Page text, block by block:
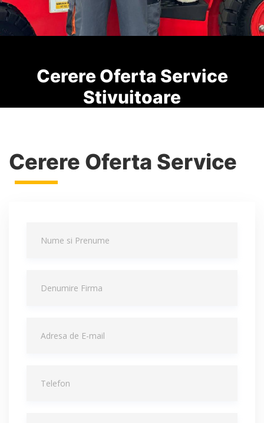
Cerere Oferta Service
Stivuitoare
Cerere Oferta Service